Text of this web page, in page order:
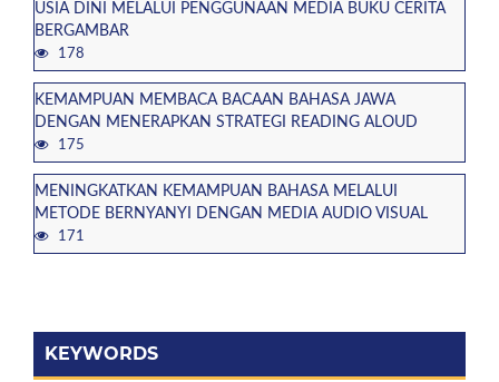
USIA DINI MELALUI PENGGUNAAN MEDIA BUKU CERITA
BERGAMBAR
178
KEMAMPUAN MEMBACA BACAAN BAHASA JAWA
DENGAN MENERAPKAN STRATEGI READING ALOUD
175
MENINGKATKAN KEMAMPUAN BAHASA MELALUI
METODE BERNYANYI DENGAN MEDIA AUDIO VISUAL
171
KEYWORDS